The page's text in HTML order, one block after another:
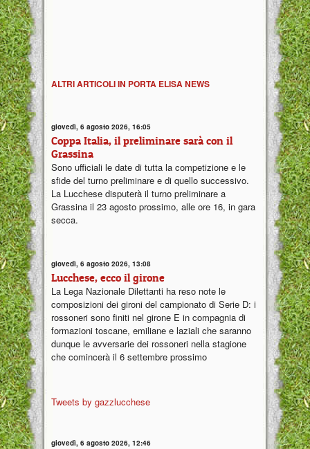
ALTRI ARTICOLI IN PORTA ELISA NEWS
giovedì, 6 agosto 2026, 16:05
Coppa Italia, il preliminare sarà con il
Grassina
Sono ufficiali le date di tutta la competizione e le
sfide del turno preliminare e di quello successivo.
La Lucchese disputerà il turno preliminare a
Grassina il 23 agosto prossimo, alle ore 16, in gara
secca.
giovedì, 6 agosto 2026, 13:08
Lucchese, ecco il girone
La Lega Nazionale Dilettanti ha reso note le
composizioni dei gironi del campionato di Serie D: i
rossoneri sono finiti nel girone E in compagnia di
formazioni toscane, emiliane e laziali che saranno
dunque le avversarie dei rossoneri nella stagione
che comincerà il 6 settembre prossimo
Tweets by gazzlucchese
giovedì, 6 agosto 2026, 12:46